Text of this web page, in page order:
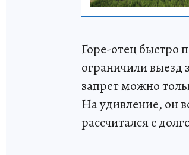
Горе-отец быстро
ограничили выезд
запрет можно
На удивление, он
рассчитался с